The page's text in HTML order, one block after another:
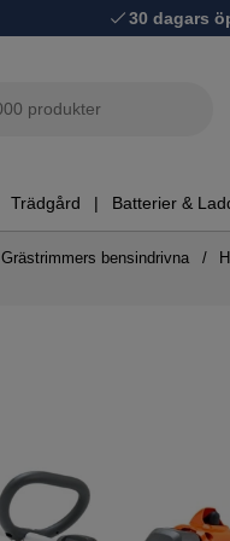
30 dagars
Trädgård Batterier &
Grästrimmers bensindrivna